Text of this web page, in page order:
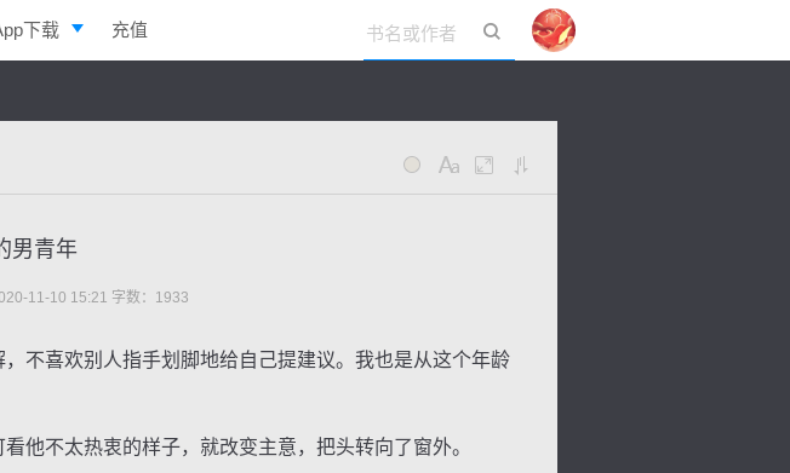
下载 充值
男青年
11-10 15:21 字数：1933
喜欢别人指手划脚地给自己提建议。我也是从这个年龄
不太热衷的样子，就改变主意，把头转向了窗外。